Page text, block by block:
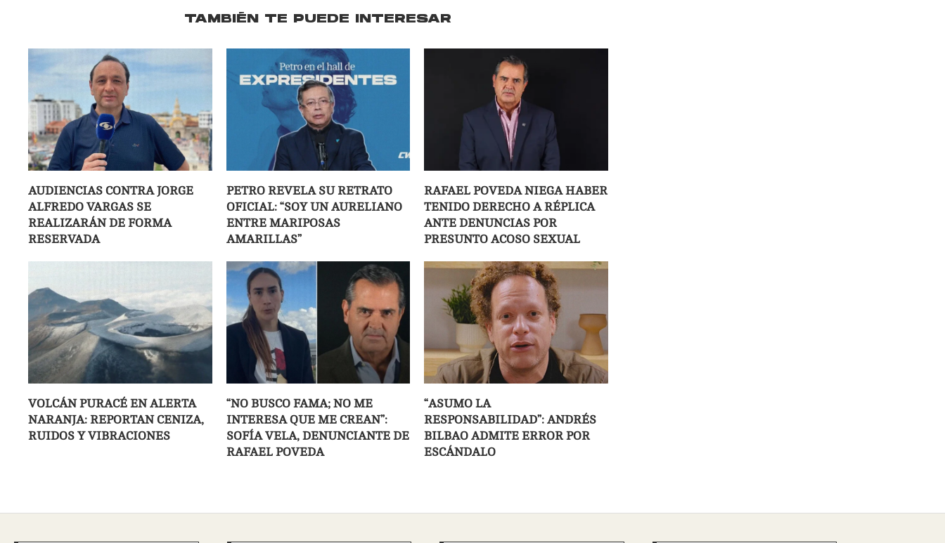
TAMBIÉN TE PUEDE INTERESAR
AUDIENCIAS CONTRA JORGE
ALFREDO VARGAS SE
REALIZARÁN DE FORMA
RESERVADA
PETRO REVELA SU RETRATO
OFICIAL: “SOY UN AURELIANO
ENTRE MARIPOSAS
AMARILLAS”
RAFAEL POVEDA NIEGA HABER
TENIDO DERECHO A RÉPLICA
ANTE DENUNCIAS POR
PRESUNTO ACOSO SEXUAL
VOLCÁN PURACÉ EN ALERTA
NARANJA: REPORTAN CENIZA,
RUIDOS Y VIBRACIONES
“NO BUSCO FAMA; NO ME
INTERESA QUE ME CREAN”:
SOFÍA VELA, DENUNCIANTE DE
RAFAEL POVEDA
“ASUMO LA
RESPONSABILIDAD”: ANDRÉS
BILBAO ADMITE ERROR POR
ESCÁNDALO